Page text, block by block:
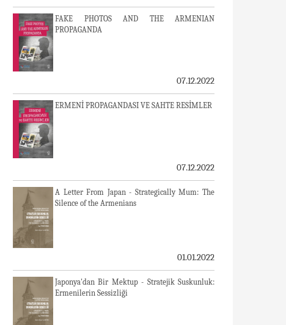
FAKE PHOTOS AND THE ARMENIAN
PROPAGANDA
07.12.2022
ERMENİ PROPAGANDASI VE SAHTE RESİMLER
07.12.2022
A Letter From Japan - Strategically Mum: The
Silence of the Armenians
01.01.2022
Japonya'dan Bir Mektup - Stratejik Suskunluk:
Ermenilerin Sessizliği